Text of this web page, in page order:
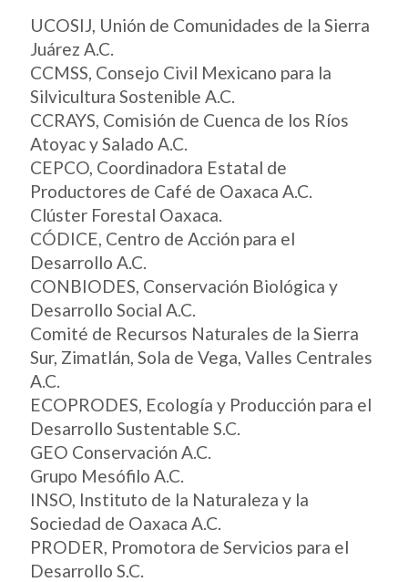
UCOSIJ, Unión de Comunidades de la Sierra
Juárez A.C.
CCMSS, Consejo Civil Mexicano para la
Silvicultura Sostenible A.C.
CCRAYS, Comisión de Cuenca de los Ríos
Atoyac y Salado A.C.
CEPCO, Coordinadora Estatal de
Productores de Café de Oaxaca A.C.
Clúster Forestal Oaxaca.
CÓDICE, Centro de Acción para el
Desarrollo A.C.
CONBIODES, Conservación Biológica y
Desarrollo Social A.C.
Comité de Recursos Naturales de la Sierra
Sur, Zimatlán, Sola de Vega, Valles Centrales
A.C.
ECOPRODES, Ecología y Producción para el
Desarrollo Sustentable S.C.
GEO Conservación A.C.
Grupo Mesófilo A.C.
INSO, Instituto de la Naturaleza y la
Sociedad de Oaxaca A.C.
PRODER, Promotora de Servicios para el
Desarrollo S.C.